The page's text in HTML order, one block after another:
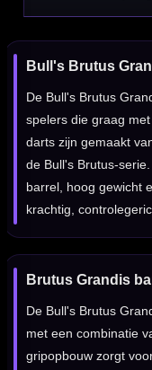
Bull's Brutus
De Bull's Brutus
spelers die graag
darts zijn gemaakt
de Bull's Brutus-
barrel, hoog gewicht
krachtig,
Brutus Grandis
De Bull's Brutus
met een combinatie
gripopbouw zorgt